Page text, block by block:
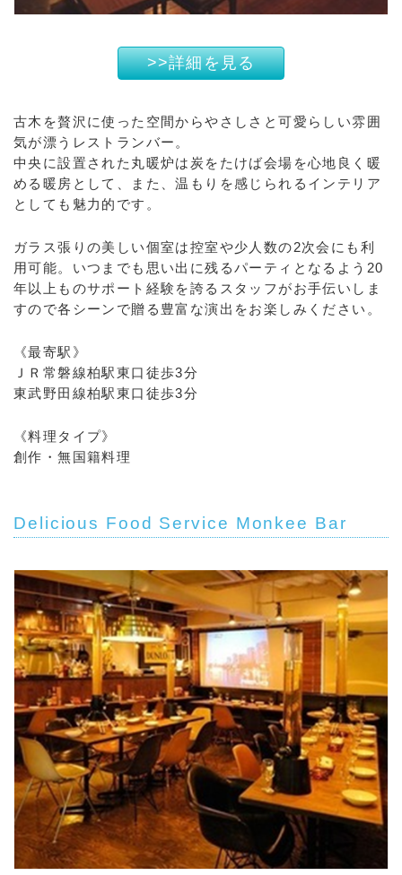
>>詳細を見る
古木を贅沢に使った空間からやさしさと可愛らしい雰囲
気が漂うレストランバー。
中央に設置された丸暖炉は炭をたけば会場を心地良く暖
める暖房として、また、温もりを感じられるインテリア
としても魅力的です。
ガラス張りの美しい個室は控室や少人数の2次会にも利
用可能。いつまでも思い出に残るパーティとなるよう20
年以上ものサポート経験を誇るスタッフがお手伝いしま
すので各シーンで贈る豊富な演出をお楽しみください。
《最寄駅》
ＪＲ常磐線柏駅東口徒歩3分
東武野田線柏駅東口徒歩3分
《料理タイプ》
創作・無国籍料理
Delicious Food Service Monkee Bar